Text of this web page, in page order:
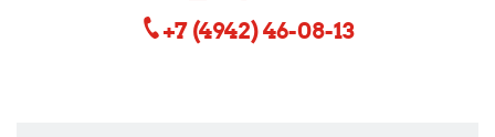
+7 (4942) 46-08-13